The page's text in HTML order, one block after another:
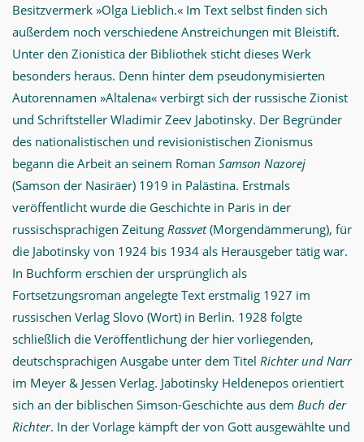
Besitzvermerk »Olga Lieblich.« Im Text selbst finden sich
außerdem noch verschiedene Anstreichungen mit Bleistift.
Unter den Zionistica der Bibliothek sticht dieses Werk
besonders heraus. Denn hinter dem pseudonymisierten
Autorennamen »Altalena« verbirgt sich der russische Zionist
und Schriftsteller Wladimir Zeev Jabotinsky. Der Begründer
des nationalistischen und revisionistischen Zionismus
begann die Arbeit an seinem Roman Samson Nazorej
(Samson der Nasiräer) 1919 in Palästina. Erstmals
veröffentlicht wurde die Geschichte in Paris in der
russischsprachigen Zeitung Rassvet(Morgendämmerung), für
die Jabotinsky von 1924 bis 1934 als Herausgeber tätig war.
In Buchform erschien der ursprünglich als
Fortsetzungsroman angelegte Text erstmalig 1927 im
russischen Verlag Slovo (Wort) in Berlin. 1928 folgte
schließlich die Veröffentlichung der hier vorliegenden,
deutschsprachigen Ausgabe unter dem Titel Richter und Narr
im Meyer & Jessen Verlag. Jabotinsky Heldenepos orientiert
sich an der biblischen Simson-Geschichte aus dem Buch der
Richter. In der Vorlage kämpft der von Gott ausgewählte und